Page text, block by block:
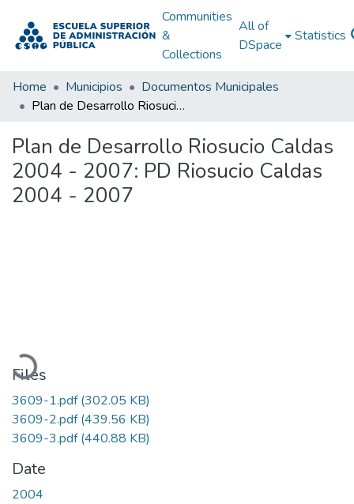
Communities
&
Collections
All of
DSpace
Statistics
Home Municipios
Documentos Municipales
Plan de Desarrollo Riosucio Caldas 2004 - 2007: PD Riosucio Caldas 2004 - 2007
Plan de Desarrollo Riosucio Caldas
2004 - 2007: PD Riosucio Caldas
2004 - 2007
Files
3609-1.pdf(302.05 KB)
3609-2.pdf(439.56 KB)
3609-3.pdf(440.88 KB)
Date
2004